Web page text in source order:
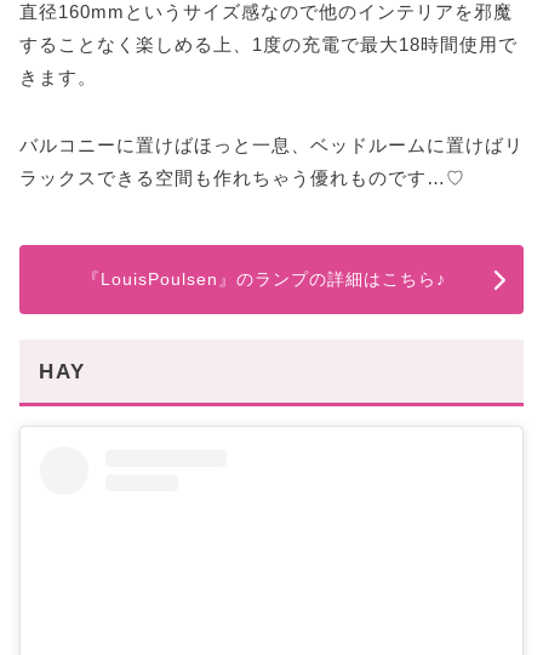
直径160mmというサイズ感なので他のインテリアを邪魔
することなく楽しめる上、1度の充電で最大18時間使用で
きます。
バルコニーに置けばほっと一息、ベッドルームに置けばリ
ラックスできる空間も作れちゃう優れものです…♡
『LouisPoulsen』のランプの詳細はこちら♪
HAY